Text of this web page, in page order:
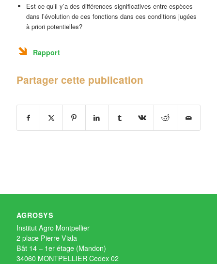
Est-ce qu’il y’a des différences significatives entre espèces
dans l’évolution de ces fonctions dans ces conditions jugées
à priori potentielles?
Rapport
Partager cette publication
AGROSYS
Institut Agro Montpellier
2 place Pierre Viala
Bât 14 – 1er étage (Mandon)
34060 MONTPELLIER Cedex 02